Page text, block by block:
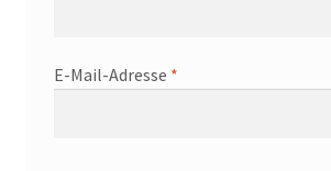
E-Mail-Adresse *